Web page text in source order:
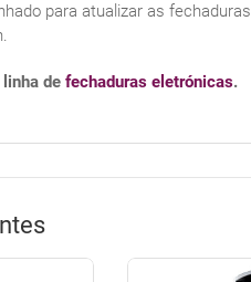
para atualizar as
linha de fechaduras eletrónicas.